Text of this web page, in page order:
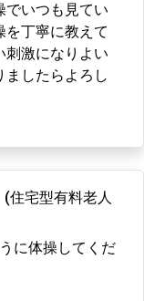
でいつも見てい
を丁寧に教えて
刺激になりよい
ましたらよろし
住宅型有料老人
に体操してくだ